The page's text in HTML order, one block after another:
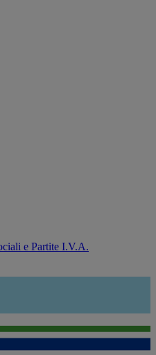
e Partite I.V.A.